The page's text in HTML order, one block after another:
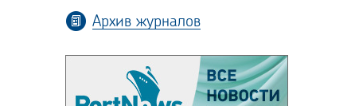
Архив журналов